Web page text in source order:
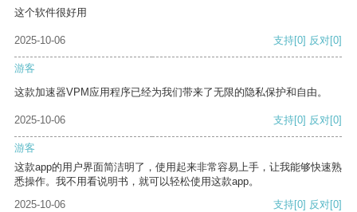
这个软件很好用
2025-10-06 支持[0] 反对[0]
游客
这款加速器VPM应用程序已经为我们带来了无限的隐私保护和自由。
2025-10-06 支持[0] 反对[0]
游客
这款app的用户界面简洁明了，使用起来非常容易上手，让我能够快速熟
悉操作。我不用看说明书，就可以轻松使用这款app。
2025-10-06
支持[0] 反对[0]